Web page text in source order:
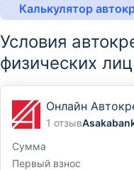
Калькулятор
Условия
физических лиц
Онлайн
1 отзыв
Сумма
Первый взнос